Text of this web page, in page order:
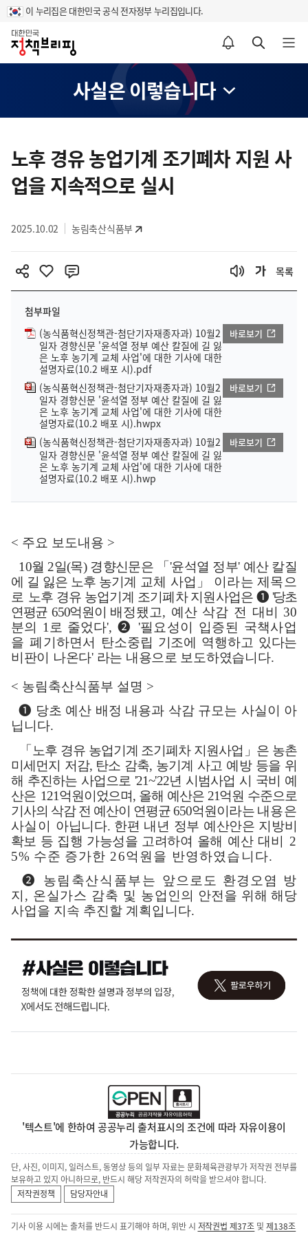
이 누리집은 대한민국 공식 전자정부 누리집입니다.
홈
알림설정 바로가기 검색 바로가기 메뉴 열기
사실은 이렇습니다
텐
츠
영
노후 경유 농업기계 조기폐차 지원 사
업을 지속적으로 실시
2025.10.02 농림축산식품부
목록
첨부파일
(농식품혁신정책관-첨단기자재종자과) 10월2
일자 경향신문 '윤석열 정부 예산 칼질에 길 잃
은 노후 농기계 교체 사업'에 대한 기사에 대한
설명자료(10.2 배포 시).pdf
바로보기
(농식품혁신정책관-첨단기자재종자과) 10월2
일자 경향신문 '윤석열 정부 예산 칼질에 길 잃
은 노후 농기계 교체 사업'에 대한 기사에 대한
설명자료(10.2 배포 시).hwpx
바로보기
(농식품혁신정책관-첨단기자재종자과) 10월2
일자 경향신문 '윤석열 정부 예산 칼질에 길 잃
은 노후 농기계 교체 사업'에 대한 기사에 대한
설명자료(10.2 배포 시).hwp
바로보기
< 주요 보도내용 >
10월 2일(목) 경향신문은 「'윤석열 정부' 예산 칼질
에 길 잃은 노후 농기계
교체 사업 」 이라는 제목으
로 노후 경유 농업기계 조기폐차 지원사업은 ❶ 당초
연평균650억원이 배정됐고, 예산 삭감 전 대비 30
분의 1 로 줄었다',❷ '필요성이 입증된 국책사업
을 폐기하면서
탄소중립 기조에 역행하고 있다는
비판이 나온다' 라는 내용으로 보도하였습니다.
< 농림축산식품부 설명 >
❶ 당초 예산 배정 내용과 삭감 규모는 사실이 아
닙니다.
「 노후 경유 농업기계 조기폐차 지원사업 」 은 농촌
미세먼지 저감, 탄소 감축, 농기계 사고 예방 등을 위
해 추진하는 사업으로'21~'22년 시범사업 시 국비 예
산은 121억원이었으며, 올해 예산은 21억원 수준으로
기사의 삭감 전 예산이 연평균650억원이라는 내용은
사실이 아닙니다. 한편 내년 정부 예산안은 지 방비
확보 등 집행 가능성을 고려하여 올해 예산 대비 2
5% 수준 증가한 26억원을 반영하였습니다.
❷ 농림축산식품부는 앞으로도 환경오염 방
지 , 온실가스 감축 및 농업인의
안전을 위해 해당
사업을 지속 추진할 계획입니다.
'텍스트'에 한하여 공공누리 출처표시의 조건에 따라 자유이용이
가능합니다.
단, 사진, 이미지, 일러스트, 동영상 등의 일부 자료는 문화체육관광부가 저작권 전부를
보유하고 있지 아니하므로, 반드시 해당 저작권자의 허락을 받으셔야 합니다.
저작권정책
담당자안내
기사 이용 시에는 출처를 반드시 표기해야 하며, 위반 시 저작권법 제37조 및제138조